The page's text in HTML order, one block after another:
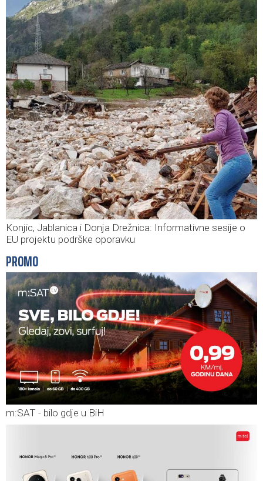
Konjic, Jablanica i Donja Drežnica: Informativne sesije o
EU projektu podrške oporavku
PROMO
m:SAT - bilo gdje u BiH